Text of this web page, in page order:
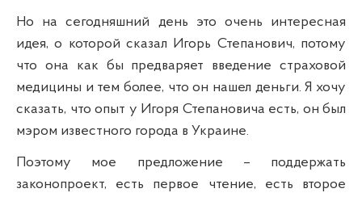
Но на сегодняшний день это очень интересная
идея, о которой сказал Игорь Степанович, потому
что она как бы предваряет введение страховой
медицины и тем более, что он нашел деньги. Я хочу
сказать, что опыт у Игоря Степановича есть, он был
мэром известного города в Украине.
Поэтому мое предложение – поддержать
законопроект, есть первое чтение, есть второе